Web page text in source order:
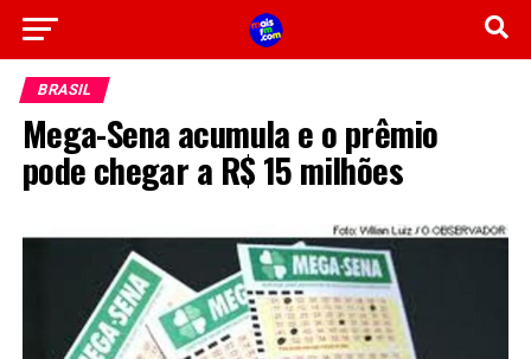
BRASIL
Mega-Sena acumula e o prêmio
pode chegar a R$ 15 milhões